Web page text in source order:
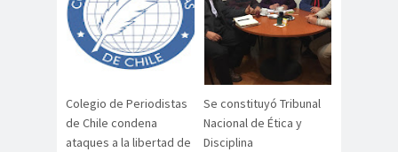
Álvaro
Elizalde
Alvaro
Ortiz
amenaz
as
Aminátegui
Amnistía
Internacional
Andrés
Oppenheimer
ANEF
ANEF
Colegio de Periodistas
de Chile condena
ataques a la libertad de
Se constituyó Tribunal
Nacional de Ética y
Disciplina